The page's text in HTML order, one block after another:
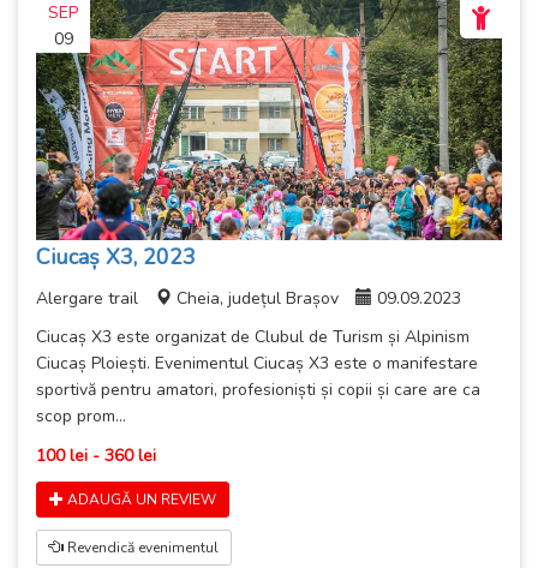
SEP
09
Ciucaș X3, 2023
Alergare trail Cheia, județul Brașov
09.09.2023
Ciucaș X3 este organizat de Clubul de Turism și Alpinism
Ciucaș Ploiești. Evenimentul Ciucaș X3 este o manifestare
sportivă pentru amatori, profesioniști și copii și care are ca
scop prom...
100 lei - 360 lei
ADAUGĂ UN REVIEW
Revendică evenimentul